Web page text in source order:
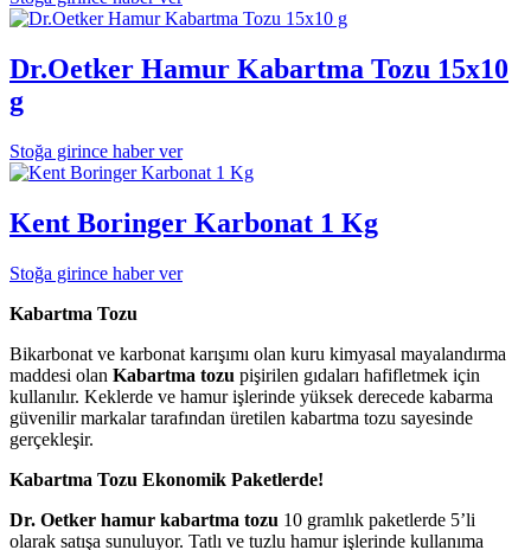
Dr.Oetker Hamur Kabartma Tozu 15x10
g
Stoğa girince haber ver
Kent Boringer Karbonat 1 Kg
Stoğa girince haber ver
Kabartma Tozu
Bikarbonat ve karbonat karışımı olan kuru kimyasal mayalandırma
maddesi olan Kabartma tozu pişirilen gıdaları hafifletmek için
kullanılır. Keklerde ve hamur işlerinde yüksek derecede kabarma
güvenilir markalar tarafından üretilen kabartma tozu sayesinde
gerçekleşir.
Kabartma Tozu Ekonomik Paketlerde!
Dr. Oetker hamur kabartma tozu 10 gramlık paketlerde 5’li
olarak satışa sunuluyor. Tatlı ve tuzlu hamur işlerinde kullanıma